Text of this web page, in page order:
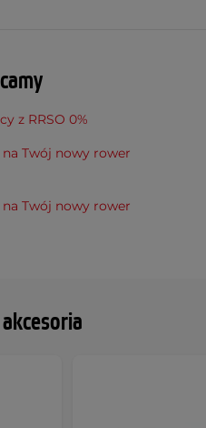
z RRSO 0%
Twój nowy rower
Twój nowy rower